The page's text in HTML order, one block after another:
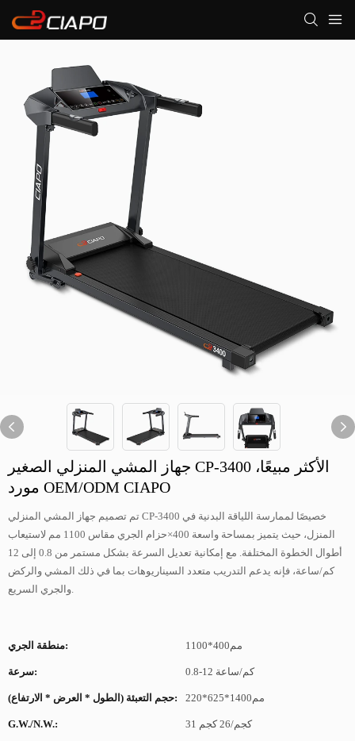
جهاز المشي المنزلي الصغير CP-3400 الأكثر مبيعًا،
مورد OEM/ODM CIAPO
تم تصميم جهاز المشي المنزلي CP-3400 خصيصًا لممارسة اللياقة البدنية في
المنزل، حيث يتميز بمساحة واسعة 400×حزام الجري مقاس 1100 مم لاستيعاب
أطوال الخطوة المختلفة. مع إمكانية تعديل السرعة بشكل مستمر من 0.8 إلى 12
كم/ساعة، فإنه يدعم التدريب متعدد السيناريوهات بما في ذلك المشي والركض
والجري السريع.
منطقة الجري: مم400*1100
سرعة: 0.8-12 كم/ساعة
حجم التعبئة (الطول * العرض * الارتفاع): مم1400*625*220
G.W./N.W.: 31 كجم/26 كجم